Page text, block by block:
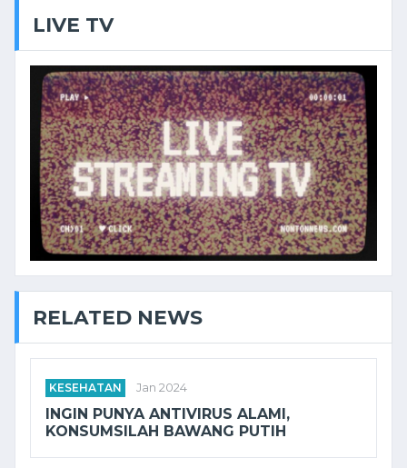
LIVE TV
RELATED NEWS
KESEHATAN Jan 2024
INGIN PUNYA ANTIVIRUS ALAMI,
KONSUMSILAH BAWANG PUTIH